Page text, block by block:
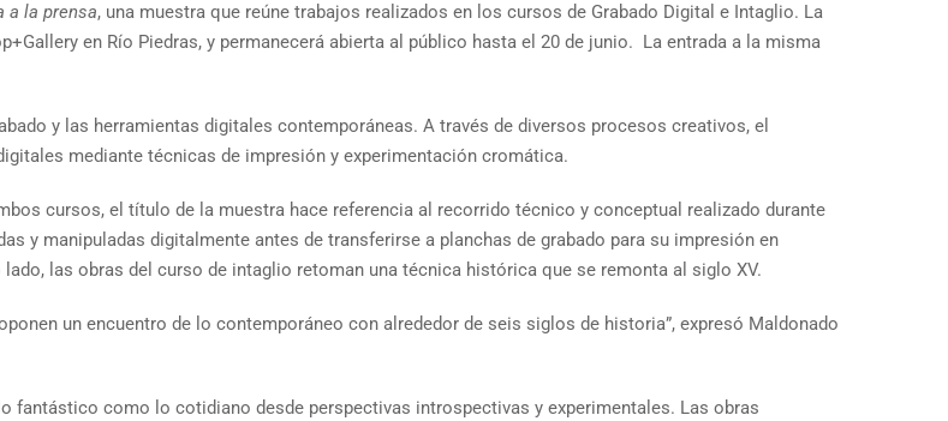
a la prensa, una muestra que reúne trabajos realizados en los cursos de Grabado Digital e Intaglio. La
en Río Piedras, y permanecerá abierta al público hasta el 20 de junio. La entrada a la misma
y las herramientas digitales contemporáneas. A través de diversos procesos creativos, el
mediante técnicas de impresión y experimentación cromática.
cursos, el título de la muestra hace referencia al recorrido técnico y conceptual realizado durante
y manipuladas digitalmente antes de transferirse a planchas de grabado para su impresión en
las obras del curso de intaglio retoman una técnica histórica que se remonta al siglo XV.
un encuentro de lo contemporáneo con alrededor de seis siglos de historia”, expresó Maldonado
fantástico como lo cotidiano desde perspectivas introspectivas y experimentales. Las obras